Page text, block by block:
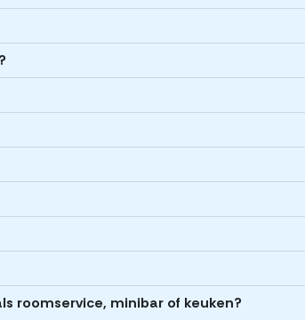
roomservice, minibar of keuken?